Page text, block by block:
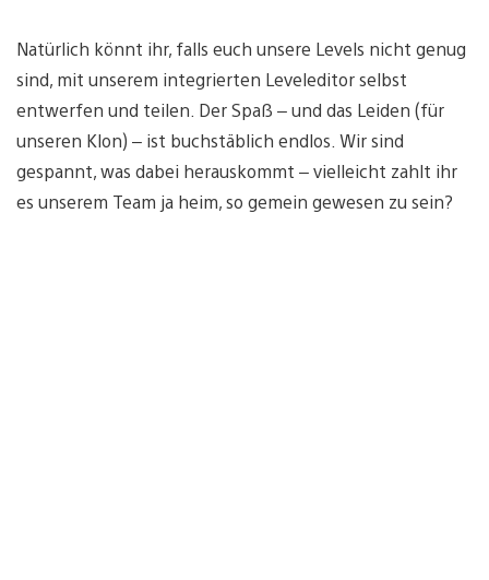
Natürlich könnt ihr, falls euch unsere Levels nicht genug
sind, mit unserem integrierten Leveleditor selbst
entwerfen und teilen. Der Spaß – und das Leiden (für
unseren Klon) – ist buchstäblich endlos. Wir sind
gespannt, was dabei herauskommt – vielleicht zahlt ihr
es unserem Team ja heim, so gemein gewesen zu sein?